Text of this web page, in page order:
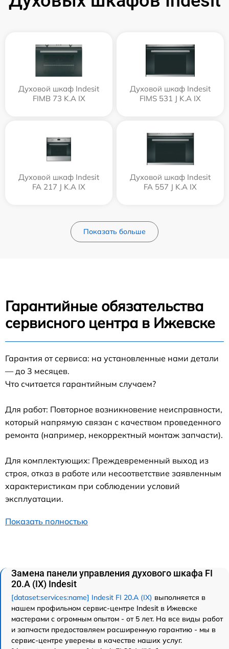
Духовой шкаф Indesit
FIMB 73 K.A IX
Духовой шкаф Indesit
FIMS 531 J K.A IX
Духовой шкаф Indesit
FA 217 J K.A IX
Духовой шкаф Indesit
FA 557 J K.A IX
Показать больше
Гарантийные обязательства
сервисного центра в Ижевске
Гарантия от сервиса: на установленные нами детали
— до 3 месяцев.
Что считается гарантийным случаем?
Для работ: Повторное возникновение неисправности,
который напрямую связан с качеством проведенного
ремонта (например, некорректный монтаж запчасти).
Для комплектующих: Преждевременный выход из
строя, отказ в работе или несоответствие заявленным
характеристикам при соблюдении условий
эксплуатации.
Показать полностью
Замена панели управления духового шкафа FI
20.A (IX) Indesit
[dataset:services:name] Indesit FI 20.A (IX) выполняется в
нашем профильном сервис-центре Indesit в Ижевске
мастерами с огромным опытом - от 5 лет. На все виды работ
и запчасти предоставляем расширенную гарантию - мы в
сервис-центре уверены в качестве наших услуг.